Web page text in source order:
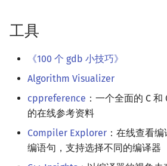
工具
《100 个 gdb 小技巧》
Algorithm Visualizer
cppreference ：一个全面的 C
的在线参考资料
Compiler Explorer ：在线查看
编语句，支持选择不同的编译器